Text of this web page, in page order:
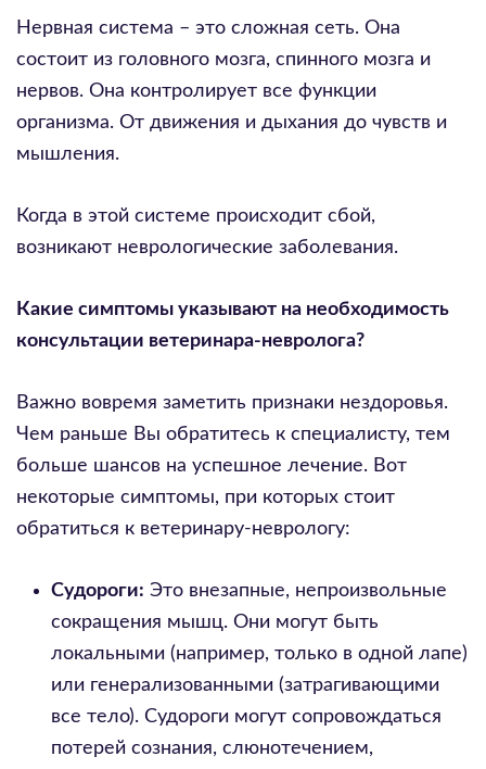
Нервная система – это сложная сеть. Она
состоит из головного мозга, спинного мозга и
нервов. Она контролирует все функции
организма. От движения и дыхания до чувств и
мышления.
Когда в этой системе происходит сбой,
возникают неврологические заболевания.
Какие симптомы указывают на необходимость
консультации ветеринара-невролога?
Важно вовремя заметить признаки нездоровья.
Чем раньше Вы обратитесь к специалисту, тем
больше шансов на успешное лечение. Вот
некоторые симптомы, при которых стоит
обратиться к ветеринару-неврологу:
Судороги: Это внезапные, непроизвольные
сокращения мышц. Они могут быть
локальными (например, только в одной лапе)
или генерализованными (затрагивающими
все тело). Судороги могут сопровождаться
потерей сознания, слюнотечением,